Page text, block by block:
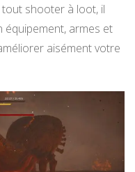
tout shooter à loot, il
armes et
aisément votre